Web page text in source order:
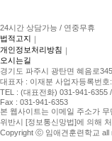
24시간 상담가능 / 연중무휴
법적고지 ｜
개인정보처리방침 ｜
오시는길
경기도 파주시 광탄면 혜음로345
대표자 : 이재분 사업자등록번호
TEL : (대표전화) 031-941-6355
Fax : 031-941-6353
본 웹사이트는 이메일 주소가 무
위반시 [정보통신망법]에 의해
Copyright ⓒ 임애견훈련학교 all